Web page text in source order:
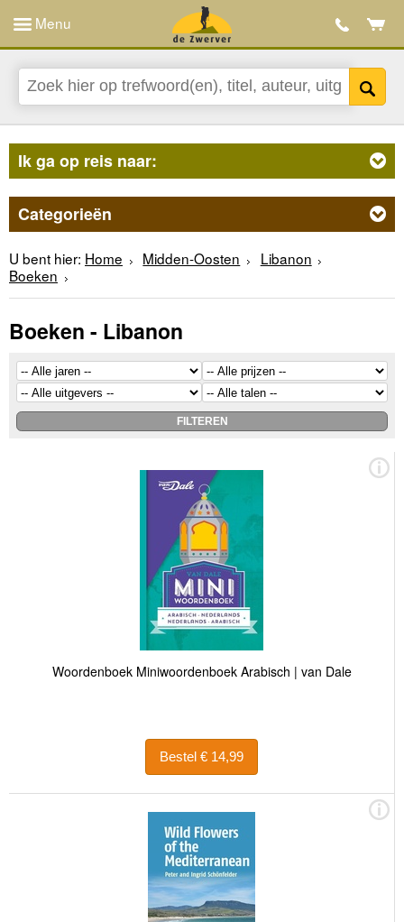
Menu
Ik ga op reis naar:
Categorieën
U bent hier: Home Midden-Oosten
Libanon
Boeken
Boeken - Libanon
Woordenboek Miniwoordenboek Arabisch | van Dale
Bestel € 14,99